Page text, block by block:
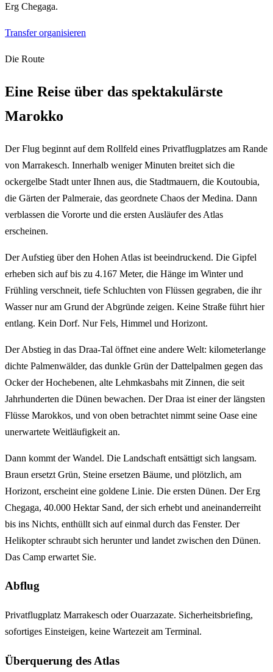
Erg Chegaga.
Transfer organisieren
Die Route
Eine Reise über das spektakulärste
Marokko
Der Flug beginnt auf dem Rollfeld eines Privatflugplatzes am Rande
von Marrakesch. Innerhalb weniger Minuten breitet sich die
ockergelbe Stadt unter Ihnen aus, die Stadtmauern, die Koutoubia,
die Gärten der Palmeraie, das geordnete Chaos der Medina. Dann
verblassen die Vororte und die ersten Ausläufer des Atlas
erscheinen.
Der Aufstieg über den Hohen Atlas ist beeindruckend. Die Gipfel
erheben sich auf bis zu 4.167 Meter, die Hänge im Winter und
Frühling verschneit, tiefe Schluchten von Flüssen gegraben, die ihr
Wasser nur am Grund der Abgründe zeigen. Keine Straße führt hier
entlang. Kein Dorf. Nur Fels, Himmel und Horizont.
Der Abstieg in das Draa-Tal öffnet eine andere Welt: kilometerlange
dichte Palmenwälder, das dunkle Grün der Dattelpalmen gegen das
Ocker der Hochebenen, alte Lehmkasbahs mit Zinnen, die seit
Jahrhunderten die Dünen bewachen. Der Draa ist einer der längsten
Flüsse Marokkos, und von oben betrachtet nimmt seine Oase eine
unerwartete Weitläufigkeit an.
Dann kommt der Wandel. Die Landschaft entsättigt sich langsam.
Braun ersetzt Grün, Steine ersetzen Bäume, und plötzlich, am
Horizont, erscheint eine goldene Linie. Die ersten Dünen. Der Erg
Chegaga, 40.000 Hektar Sand, der sich erhebt und aneinanderreiht
bis ins Nichts, enthüllt sich auf einmal durch das Fenster. Der
Helikopter schraubt sich herunter und landet zwischen den Dünen.
Das Camp erwartet Sie.
Abflug
Privatflugplatz Marrakesch oder Ouarzazate. Sicherheitsbriefing,
sofortiges Einsteigen, keine Wartezeit am Terminal.
Überquerung des Atlas